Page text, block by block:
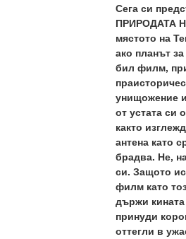
Сега си
ПРИРОДАТА
мястото на
ако планът
бил филм,
унищожение
от устата си
както
антена като
брадва. Не,
си. Защото
филм като
държи
принуди
оттегли в